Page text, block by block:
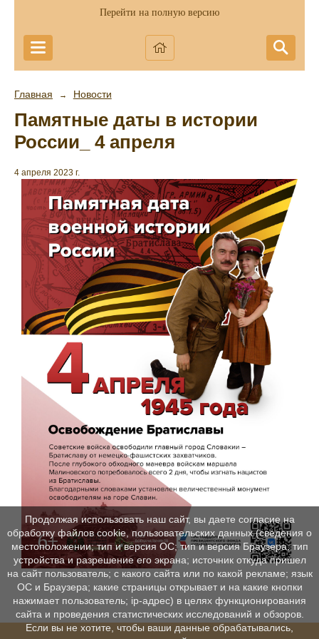
Перейти на полную версию
Главная → Новости
Памятные даты в истории
России_ 4 апреля
4 апреля 2023 г.
Продолжая использовать наш сайт, вы даете согласие на
обработку файлов cookie, пользовательских данных (сведения о
местоположении; тип и версия ОС; тип и версия Браузера; тип
устройства и разрешение его экрана; источник откуда пришел
на сайт пользователь; с какого сайта или по какой рекламе; язык
ОС и Браузера; какие страницы открывает и на какие кнопки
нажимает пользователь; ip-адрес) в целях функционирования
сайта и проведения статистических исследований и обзоров.
Если вы не хотите, чтобы ваши данные обрабатывались,